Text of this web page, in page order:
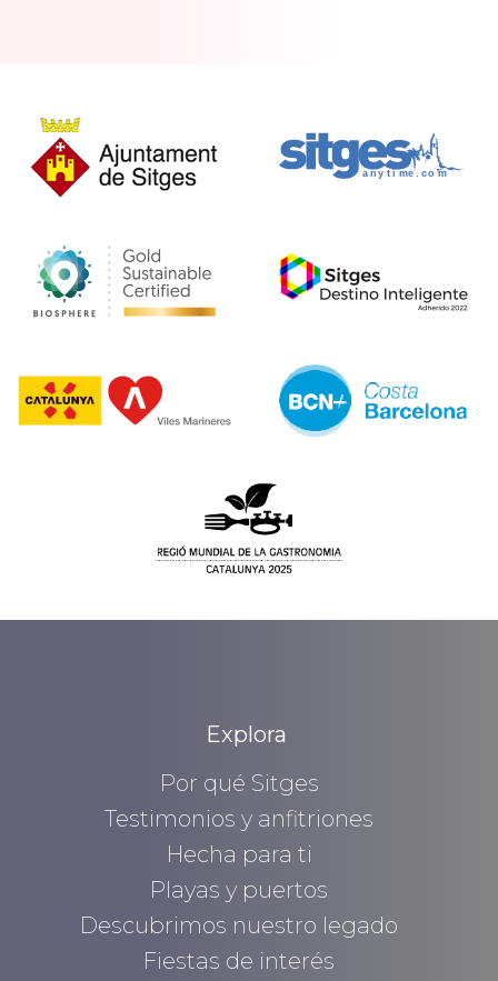
Explora
Por qué Sitges
Testimonios y anfitriones
Hecha para ti
Playas y puertos
Descubrimos nuestro legado
Fiestas de interés